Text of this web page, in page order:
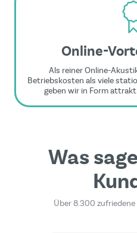
Online-
Als reiner Online-
Betriebskosten als viele
geben wir in Form
Was
Über 8.300 zufriedene